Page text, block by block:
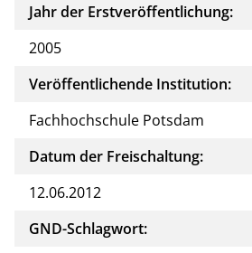
Jahr der Erstveröffentlichung:
2005
Veröffentlichende Institution:
Fachhochschule Potsdam
Datum der Freischaltung:
12.06.2012
GND-Schlagwort: